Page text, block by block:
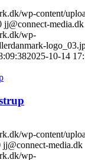
wp-content/
jj@connect-media.dk
wp-
2025-10-14
wp-content/
jj@connect-media.dk
wp-